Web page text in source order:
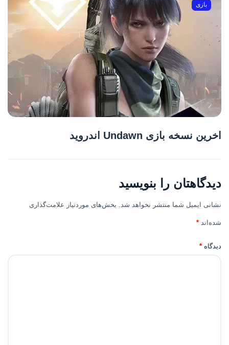
بازی
اخرین نسخه بازی Undawn اندروید
دیدگاهتان را بنویسید
نشانی ایمیل شما منتشر نخواهد شد. بخش‌های موردنیاز علامت‌گذاری
شده‌اند *
دیدگاه *